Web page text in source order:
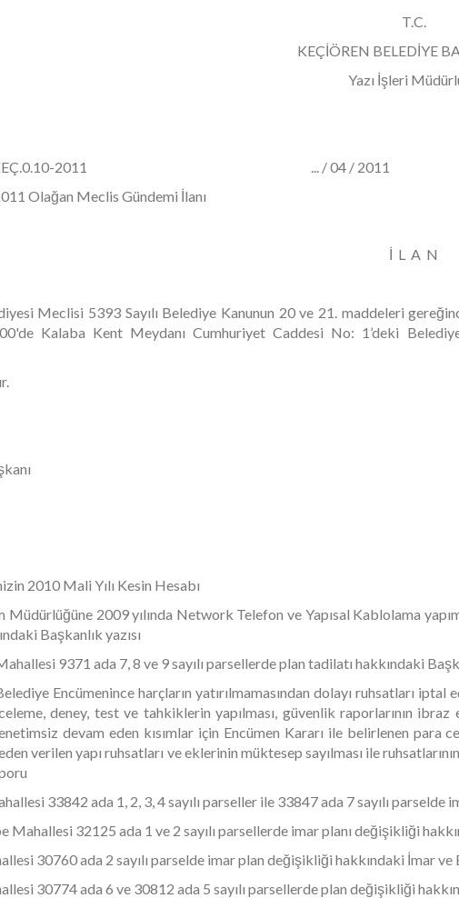
T.C.
KEÇİÖREN BELEDİYE
Yazı İşleri
2011 ... / 04 / 2011
Olağan Meclis Gündemi İlanı
İ L A N
Meclisi 5393 Sayılı Belediye Kanunun 20 ve 21. maddeleri
Kalaba Kent Meydanı Cumhuriyet Caddesi No: 1’deki
2010 Mali Yılı Kesin Hesabı
2009 yılında Network Telefon ve Yapısal Kablolama
Başkanlık yazısı
9371 ada 7, 8 ve 9 sayılı parsellerde plan tadilatı hakkındaki
Encümenince harçların yatırılmamasından dolayı ruhsatları
deney, test ve tahkiklerin yapılması, güvenlik raporlarının
devam eden kısımlar için Encümen Kararı ile belirlenen para
verilen yapı ruhsatları ve eklerinin müktesep sayılması ile
33842 ada 1, 2, 3, 4 sayılı parseller ile 33847 ada 7 sayılı parselde
32125 ada 1 ve 2 sayılı parsellerde imar planı değişikliği
30760 ada 2 sayılı parselde imar plan değişikliği hakkındaki İmar ve
30774 ada 6 ve 30812 ada 5 sayılı parsellerde plan değişikliği